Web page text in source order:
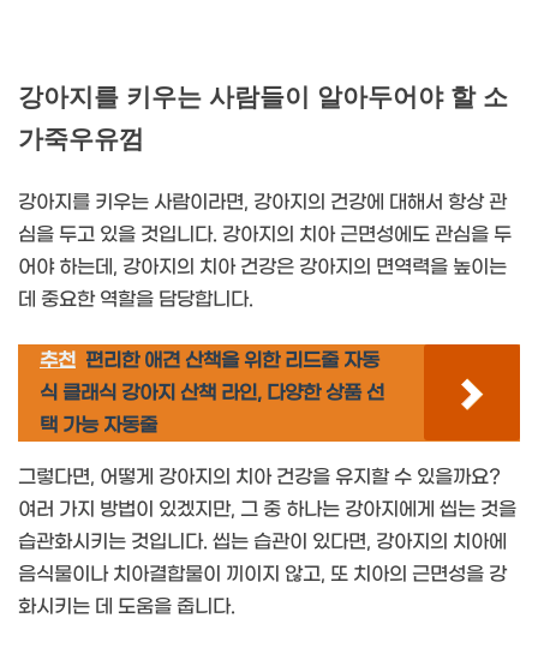
강아지를 키우는 사람들이 알아두어야 할 소
가죽우유껌
강아지를 키우는 사람이라면, 강아지의 건강에 대해서 항상 관
심을 두고 있을 것입니다. 강아지의 치아 근면성에도 관심을 두
어야 하는데, 강아지의 치아 건강은 강아지의 면역력을 높이는
데 중요한 역할을 담당합니다.
추천 편리한 애견 산책을 위한 리드줄 자동
식 클래식 강아지 산책 라인, 다양한 상품 선
택 가능 자동줄
그렇다면, 어떻게 강아지의 치아 건강을 유지할 수 있을까요?
여러 가지 방법이 있겠지만, 그 중 하나는 강아지에게 씹는 것을
습관화시키는 것입니다. 씹는 습관이 있다면, 강아지의 치아에
음식물이나 치아결합물이 끼이지 않고, 또 치아의 근면성을 강
화시키는 데 도움을 줍니다.